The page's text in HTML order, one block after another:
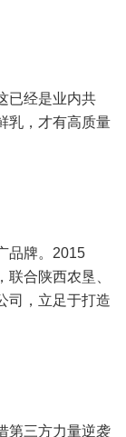
经是业内共
乳，才有高质量
品牌。2015
合陕西农垦、
司，立足于打造
第三方力量逆袭